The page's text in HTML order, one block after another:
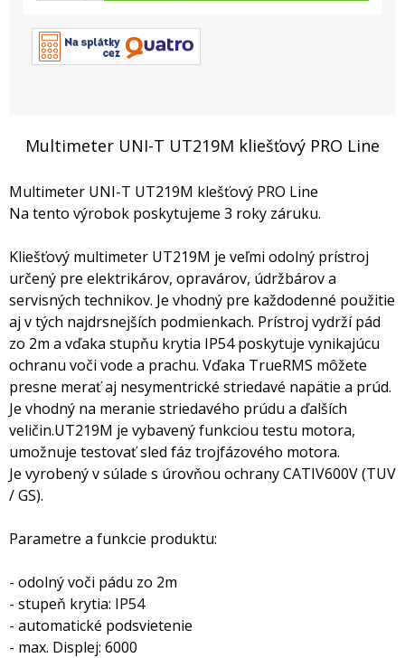
Multimeter UNI-T UT219M kliešťový PRO Line
Multimeter UNI-T UT219M klešťový PRO Line
Na tento výrobok poskytujeme 3 roky záruku.
Kliešťový multimeter UT219M je veľmi odolný prístroj
určený pre elektrikárov, opravárov, údržbárov a
servisných technikov. Je vhodný pre každodenné použitie
aj v tých najdrsnejších podmienkach. Prístroj vydrží pád
zo 2m a vďaka stupňu krytia IP54 poskytuje vynikajúcu
ochranu voči vode a prachu. Vďaka TrueRMS môžete
presne merať aj nesymentrické striedavé napätie a prúd.
Je vhodný na meranie striedavého prúdu a ďalších
veličin.UT219M je vybavený funkciou testu motora,
umožnuje testovať sled fáz trojfázového motora.
Je vyrobený v súlade s úrovňou ochrany CATIV600V (TUV
/ GS).
Parametre a funkcie produktu:
- odolný voči pádu zo 2m
- stupeň krytia: IP54
- automatické podsvietenie
- max. Displej: 6000